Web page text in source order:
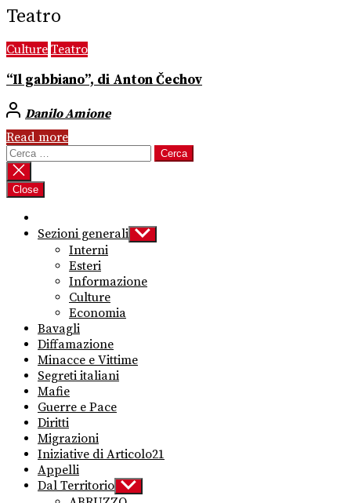
Teatro
Culture Teatro
“Il gabbiano”, di Anton Čechov
Danilo Amione
Read more
Ricerca
per:
Close
Sezioni generali Show
sub
Interni
Esteri
Informazione
Culture
Economia
Bavagli
Diffamazione
Minacce e Vittime
Segreti italiani
Mafie
Guerre e Pace
Diritti
Migrazioni
Iniziative di Articolo21
Appelli
Dal Territorio Show
sub